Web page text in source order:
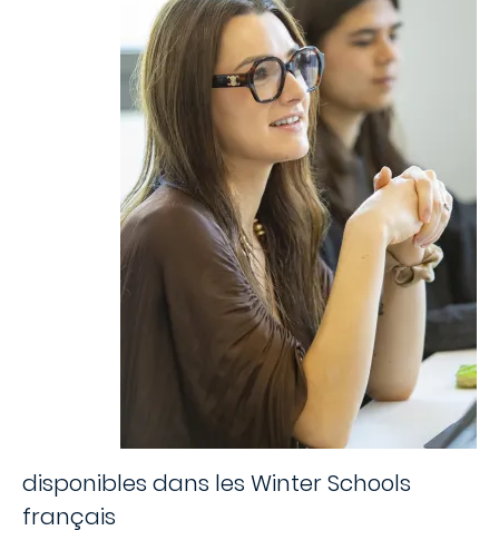
disponibles dans les Winter Schools
français